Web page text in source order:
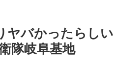
ヤバかったらし
隊岐阜基地